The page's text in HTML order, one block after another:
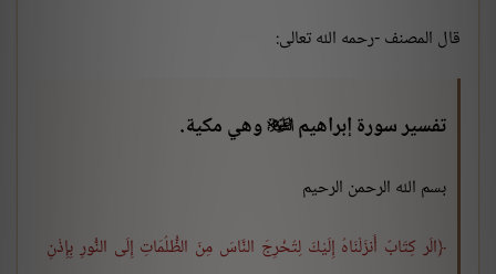
قال المصنف -رحمه الله تعالى:
تفسير سورة إبراهيم وهي مكية.
بسم الله الرحمن الرحيم
الَر كِتَابٌ أَنزَلْنَاهُ إِلَيْكَ لِتُخْرِجَ النَّاسَ مِنَ الظُّلُمَاتِ إِلَى النُّورِ بِإِذْنِ